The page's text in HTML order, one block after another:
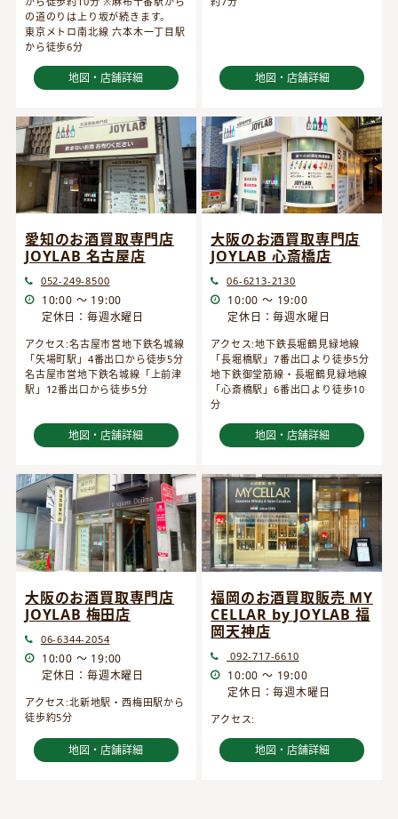
の道のりは上り坂が続きます。
東京メトロ南北線 六本木一丁目駅
から徒歩6分
地図・店舗詳細 地図・店舗詳細
愛知のお酒買取専門店
JOYLAB 名古屋店
052-249-8500
10:00 ～ 19:00
定休日：毎週水曜日
アクセス:名古屋市営地下鉄名城線
「矢場町駅」4番出口から徒歩5分
名古屋市営地下鉄名城線「上前津
駅」12番出口から徒歩5分
地図・店舗詳細
大阪のお酒買取専門店
JOYLAB 心斎橋店
06-6213-2130
10:00 ～ 19:00
定休日：毎週水曜日
アクセス:地下鉄長堀鶴見緑地線
「長堀橋駅」7番出口より徒歩5分
地下鉄御堂筋線・長堀鶴見緑地線
「心斎橋駅」6番出口より徒歩10
分
地図・店舗詳細
大阪のお酒買取専門店
JOYLAB 梅田店
06-6344-2054
10:00 ～ 19:00
定休日：毎週木曜日
アクセス:北新地駅・西梅田駅から
徒歩約5分
地図・店舗詳細
福岡のお酒買取販売 MY
CELLAR by JOYLAB 福
岡天神店
092-717-6610
10:00 ～ 19:00
定休日：毎週木曜日
アクセス:
地図・店舗詳細